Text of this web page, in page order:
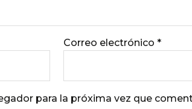
Correo electrónico*
para la próxima vez que